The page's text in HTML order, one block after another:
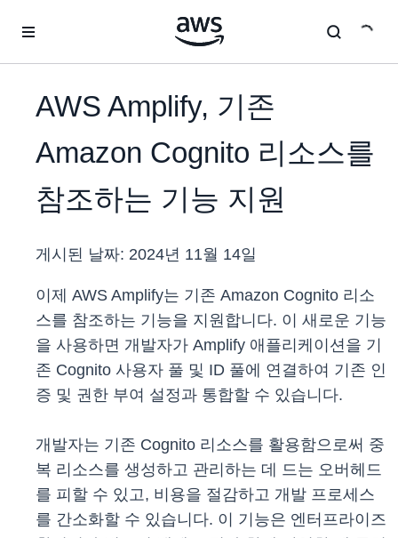
AWS Amplify, 기존
Amazon Cognito 리소스를
참조하는 기능 지원
게시된 날짜: 2024년 11월 14일
이제 AWS Amplify는 기존 Amazon Cognito 리소
스를 참조하는 기능을 지원합니다. 이 새로운 기능
을 사용하면 개발자가 Amplify 애플리케이션을 기
존 Cognito 사용자 풀 및 ID 풀에 연결하여 기존 인
증 및 권한 부여 설정과 통합할 수 있습니다.
개발자는 기존 Cognito 리소스를 활용함으로써 중
복 리소스를 생성하고 관리하는 데 드는 오버헤드
를 피할 수 있고, 비용을 절감하고 개발 프로세스
를 간소화할 수 있습니다. 이 기능은 엔터프라이즈